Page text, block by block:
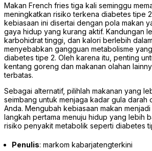
Makan French fries tiga kali seminggu
meningkatkan risiko terkena diabetes tipe
kebiasaan ini disertai dengan pola makan
gaya hidup yang kurang aktif. Kandungan
karbohidrat tinggi, dan kalori berlebih
menyebabkan gangguan metabolisme
diabetes tipe 2. Oleh karena itu, penting
kentang goreng dan makanan olahan
terbatas.
Sebagai alternatif, pilihlah makanan yang
seimbang untuk menjaga kadar gula darah
Anda. Mengubah kebiasaan makan
langkah pertama menuju hidup yang lebih
risiko penyakit metabolik seperti diabetes
Penulis: markom kabarjatengterkini